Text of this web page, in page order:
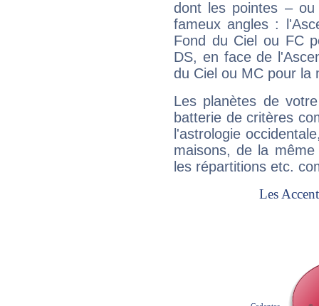
dont les pointes –
fameux angles :
Fond du Ciel ou FC
DS, en face de
du Ciel ou MC pour la
Les planètes de
batterie de critères
l'astrologie
maisons, de la
les répartitions etc.